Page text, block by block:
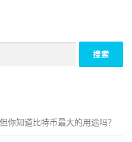
你知道比特币最大的用途吗？